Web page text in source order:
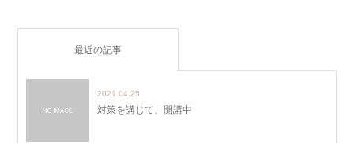
最近の記事
2021.04.25
対策を講じて、開講中